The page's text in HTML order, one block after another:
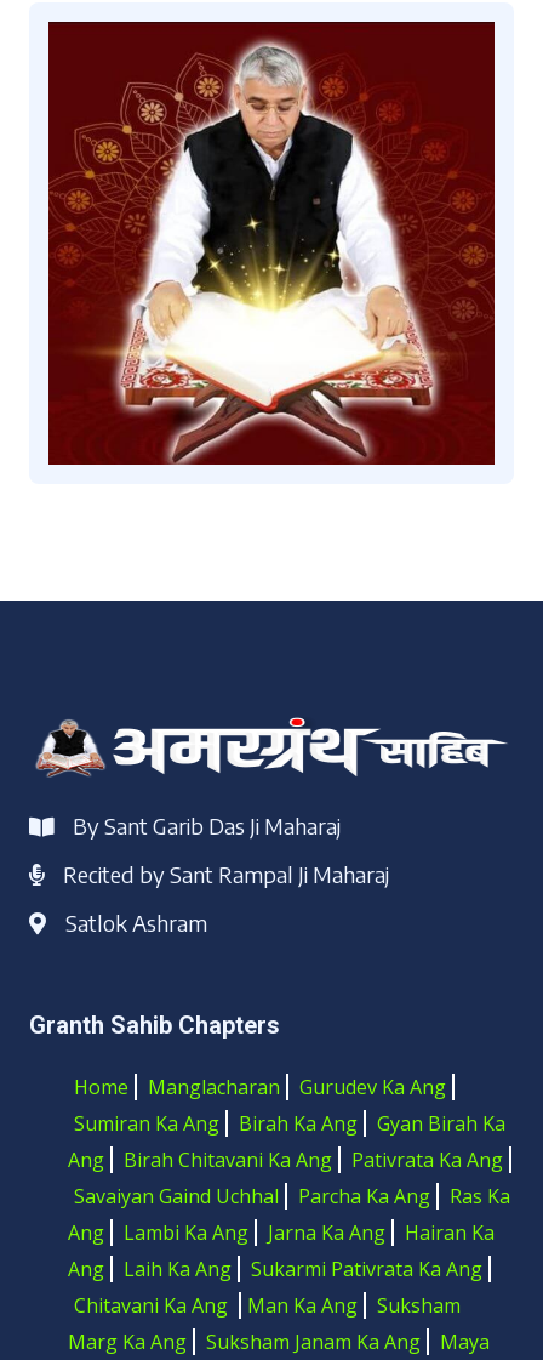
By Sant Garib Das Ji Maharaj
Recited by Sant Rampal Ji Maharaj
Satlok Ashram
Granth Sahib Chapters
Home Manglacharan
Gurudev Ka Ang
Sumiran Ka Ang
Birah Ka Ang
Gyan Birah Ka
Ang
Birah Chitavani Ka Ang
Pativrata Ka Ang
Savaiyan Gaind Uchhal
Parcha Ka Ang
Ras Ka
Ang
Lambi Ka Ang Jarna Ka Ang
Hairan Ka
Ang
Laih Ka Ang
Sukarmi Pativrata Ka Ang
Chitavani Ka Ang
Man Ka Ang
Suksham
Marg Ka Ang
Suksham Janam Ka Ang
Maya